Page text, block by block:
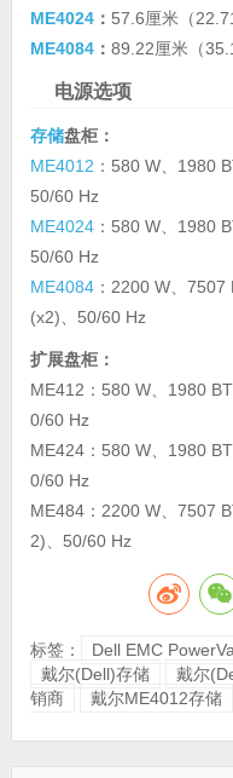
ME4024： 57.6厘米（
ME4084： 89.22厘米（
电源选项
存储盘柜：
ME4012 ：580 W、1980
50/60 Hz
ME4024：580 W、1980
50/60 Hz
ME4084：2200 W、7507
(x2)、50/60 Hz
扩展盘柜：
ME412：580 W、1980
0/60 Hz
ME424：580 W、1980
0/60 Hz
ME484：2200 W、7507
2)、50/60 Hz
标签： Dell EMC
戴尔(Dell)存储
戴尔
销商
戴尔ME4012存储